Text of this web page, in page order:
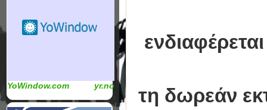
τη δωρεάν
YoWindow.com yr.no